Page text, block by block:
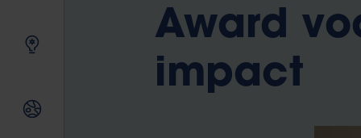
Award
impact